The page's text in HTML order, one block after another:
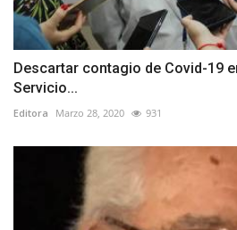
Descartar contagio de Covid-19
Servicio...
Editora Marzo 28, 2020 931